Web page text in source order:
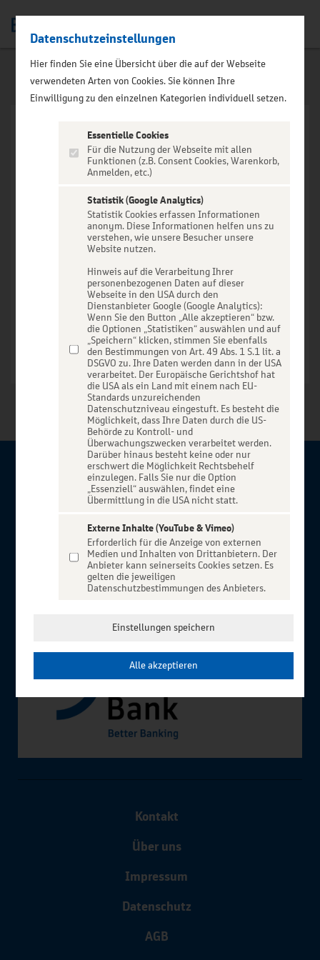
VERANSTALTUNG NICHT
GEFUNDEN
Zur Startseite
Über BBBank-Entertain
Service für alle Kunden der BBBank. Auf unserem einzigartigen
Portal finden Sie Tickets für atemberaubende Konzerte,
Musicals und Shows, die Fußball-Bundesliga sowie die
Champions League und die Europa League.
In Zusammenarbeit mit
Kontakt
Über uns
Impressum
Datenschutz
AGB
Datenschutzeinstellungen
Hier finden Sie eine Übersicht über die auf der Webseite
verwendeten Arten von Cookies. Sie können Ihre
Einwilligung zu den einzelnen Kategorien individuell setzen.
Essentielle Cookies
Für die Nutzung der Webseite mit allen
Funktionen (z.B. Consent Cookies, Warenkorb,
Anmelden, etc.)
Statistik (Google Analytics)
Statistik Cookies erfassen Informationen
anonym. Diese Informationen helfen uns zu
verstehen, wie unsere Besucher unsere
Website nutzen.
Hinweis auf die Verarbeitung Ihrer
personenbezogenen Daten auf dieser
Webseite in den USA durch den
Dienstanbieter Google (Google Analytics):
Wenn Sie den Button „Alle akzeptieren“ bzw.
die Optionen „Statistiken“ auswählen und auf
„Speichern“ klicken, stimmen Sie ebenfalls
den Bestimmungen von Art. 49 Abs. 1 S.1 lit. a
DSGVO zu. Ihre Daten werden dann in der USA
verarbeitet. Der Europäische Gerichtshof hat
die USA als ein Land mit einem nach EU-
Standards unzureichenden
Datenschutzniveau eingestuft. Es besteht die
Möglichkeit, dass Ihre Daten durch die US-
Behörde zu Kontroll- und
Überwachungszwecken verarbeitet werden.
Darüber hinaus besteht keine oder nur
erschwert die Möglichkeit Rechtsbehelf
einzulegen. Falls Sie nur die Option
„Essenziell“ auswählen, findet eine
Übermittlung in die USA nicht statt.
Externe Inhalte (YouTube & Vimeo)
Erforderlich für die Anzeige von externen
Medien und Inhalten von Drittanbietern. Der
Anbieter kann seinerseits Cookies setzen. Es
gelten die jeweiligen
Datenschutzbestimmungen des Anbieters.
Einstellungen speichern
Alle akzeptieren